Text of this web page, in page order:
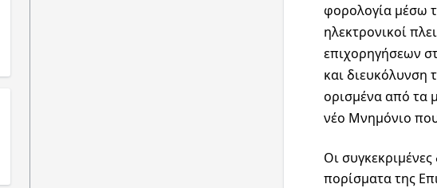
φορολογία μέσω
ηλεκτρονικοί
επιχορηγήσεων
και διευκόλυνση
ορισμένα από τα
νέο Μνημόνιο
Οι
πορίσματα της